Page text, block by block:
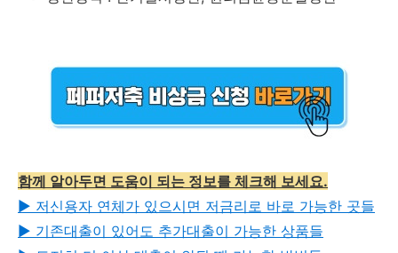
함께 알아두면 도움이 되는 정보를 체크해 보세요.
▶︎ 저신용자 연체가 있으시면 저금리로 바로 가능한 곳들
▶︎ 기존대출이 있어도 추가대출이 가능한 상품들